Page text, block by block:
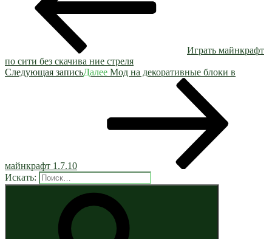
Играть майнкрафт
по сити без скачива ние стреля
Следующая записьДалее Мод на декоративные блоки в
майнкрафт 1.7.10
Искать: